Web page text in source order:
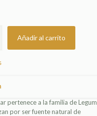
Añadir al carrito
pertenece a la familia de
por ser fuente natural de